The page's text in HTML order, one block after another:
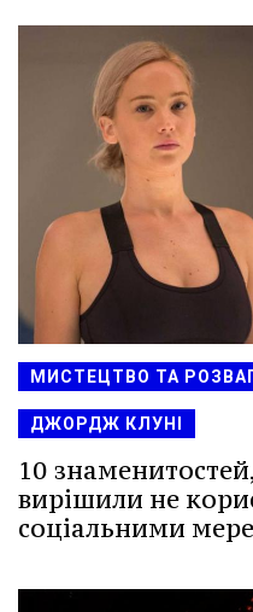
МИСТЕЦТВО ТА
ДЖОРДЖ КЛУНІ
10
вирішили не
соціальними